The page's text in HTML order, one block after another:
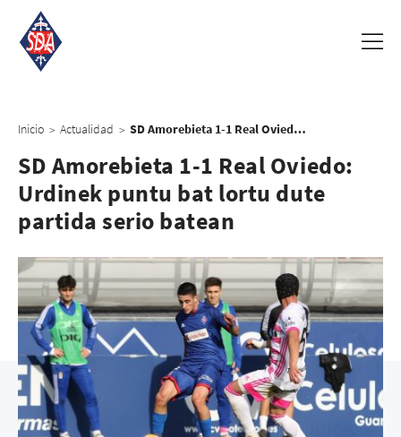
Inicio > Actualidad > SD Amorebieta 1-1 Real Oviedo: Urdinek puntu bat lortu dute partida serio batean
SD Amorebieta 1-1 Real Oviedo:
Urdinek puntu bat lortu dute
partida serio batean